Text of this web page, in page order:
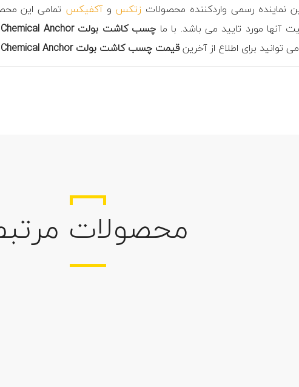
نماینده رسمی واردکننده محصولات زتکس وآکفیکس تمامی این
آنها مورد تایید می باشد. با ما چسب کاشت بولت Chemical Anchor زتکس
برای اطلاع از آخرینقیمت چسب کاشت بولت Zettex Chemical Anchor
محصولات